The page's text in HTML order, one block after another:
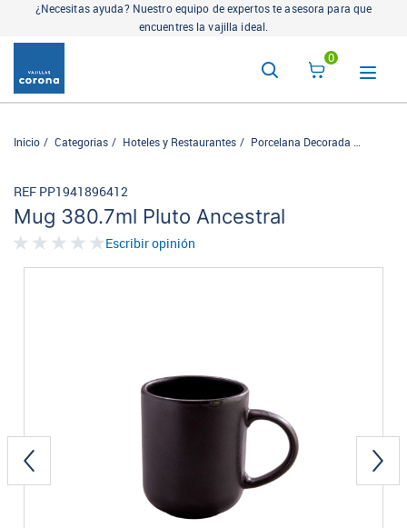
¿Necesitas ayuda? Nuestro equipo de expertos te asesora para que
encuentres la vajilla ideal.
0
Inicio Categorias Hoteles y Restaurantes Porcelana Decorada
Mug 380.7ml Pluto Ancestral
REF PP1941896412
Escribir opinión